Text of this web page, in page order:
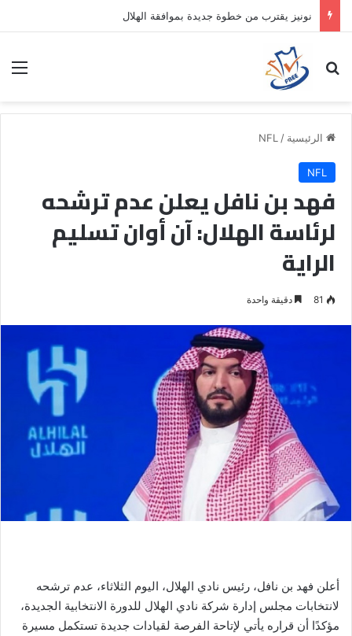
نونيز يقترب من خطوة جديدة بموافقة الهلال
بحث عن
الرئيسية /
NFL
NFL
فهد بن نافل يعلن عدم ترشحه
لرئاسة الهلال: آن أوان تسليم
الراية
81 دقيقة واحدة
أعلن فهد بن نافل، رئيس نادي الهلال، اليوم الثلاثاء، عدم ترشحه
لانتخابات مجلس إدارة شركة نادي الهلال للدورة الانتخابية الجديدة،
مؤكدًا أن قراره يأتي لإتاحة الفرصة لقيادات جديدة تستكمل مسيرة